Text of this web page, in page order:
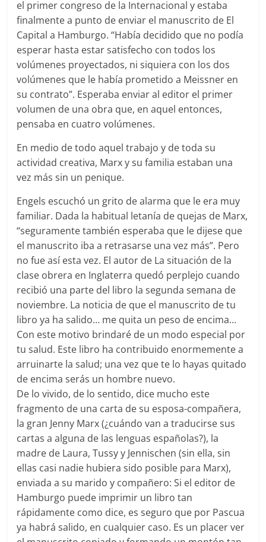
el primer congreso de la Internacional y estaba
finalmente a punto de enviar el manuscrito de El
Capital a Hamburgo. “Había decidido que no podía
esperar hasta estar satisfecho con todos los
volúmenes proyectados, ni siquiera con los dos
volúmenes que le había prometido a Meissner en
su contrato”. Esperaba enviar al editor el primer
volumen de una obra que, en aquel entonces,
pensaba en cuatro volúmenes.
En medio de todo aquel trabajo y de toda su
actividad creativa, Marx y su familia estaban una
vez más sin un penique.
Engels escuchó un grito de alarma que le era muy
familiar. Dada la habitual letanía de quejas de Marx,
“seguramente también esperaba que le dijese que
el manuscrito iba a retrasarse una vez más”. Pero
no fue así esta vez. El autor de La situación de la
clase obrera en Inglaterra quedó perplejo cuando
recibió una parte del libro la segunda semana de
noviembre. La noticia de que el manuscrito de tu
libro ya ha salido… me quita un peso de encima…
Con este motivo brindaré de un modo especial por
tu salud. Este libro ha contribuido enormemente a
arruinarte la salud; una vez que te lo hayas quitado
de encima serás un hombre nuevo.
De lo vivido, de lo sentido, dice mucho este
fragmento de una carta de su esposa-compañera,
la gran Jenny Marx (¿cuándo van a traducirse sus
cartas a alguna de las lenguas españolas?), la
madre de Laura, Tussy y Jennischen (sin ella, sin
ellas casi nadie hubiera sido posible para Marx),
enviada a su marido y compañero: Si el editor de
Hamburgo puede imprimir un libro tan
rápidamente como dice, es seguro que por Pascua
ya habrá salido, en cualquier caso. Es un placer ver